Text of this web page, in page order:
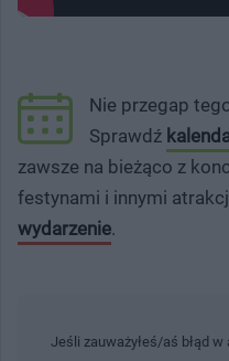
Nie przegap
Sprawdź
zawsze na bieżąco z
festynami i innymi
wydarzenie.
Jeśli zauważyłeś/aś błąd w